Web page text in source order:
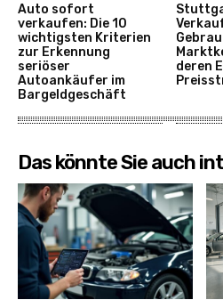
Auto sofort
verkaufen: Die 10
wichtigsten Kriterien
zur Erkennung
seriöser
Autoankäufer im
Bargeldgeschäft
deren
Das könnte Sie auch